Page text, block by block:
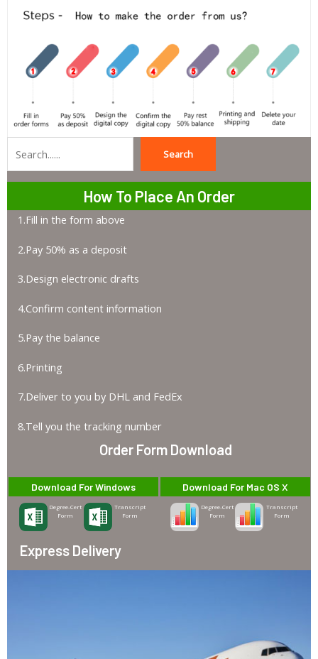
Search
How To Place An Order
1.Fill in the form above
2.Pay 50% as a deposit
3.Design electronic drafts
4.Confirm content information
5.Pay the balance
6.Printing
7.Deliver to you by DHL and FedEx
8.Tell you the tracking number
Order Form Download
Download For Windows
Degree-Cert
Form
Transcript
Form
Download For Mac OS X
Degree-Cert
Form
Transcript
Form
Express Delivery